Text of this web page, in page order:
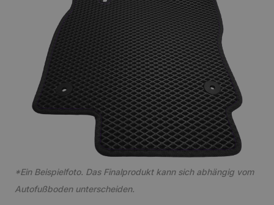
*Ein Beispielfoto. Das Finalprodukt kann sich abhängig vom
Autofußboden unterscheiden.